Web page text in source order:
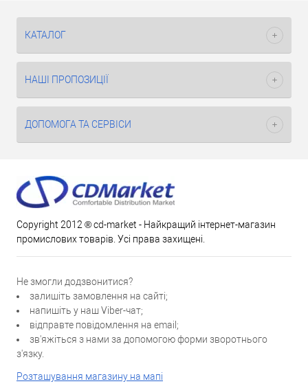
КАТАЛОГ
НАШІ ПРОПОЗИЦІЇ
ДОПОМОГА ТА СЕРВІСИ
Copyright 2012 ® cd-market - Найкращий інтернет-магазин
промислових товарів. Усі права захищені.
Не змогли додзвонитися?
залишіть замовлення на сайті;
напишіть у наш Viber-чат;
відправте повідомлення на email;
зв'яжіться з нами за допомогою форми зворотнього
з'язку.
Розташування магазину на мапі